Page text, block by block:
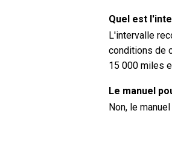
Quel est
L'intervalle
conditions de
15 000 miles
Le manuel
Non, le